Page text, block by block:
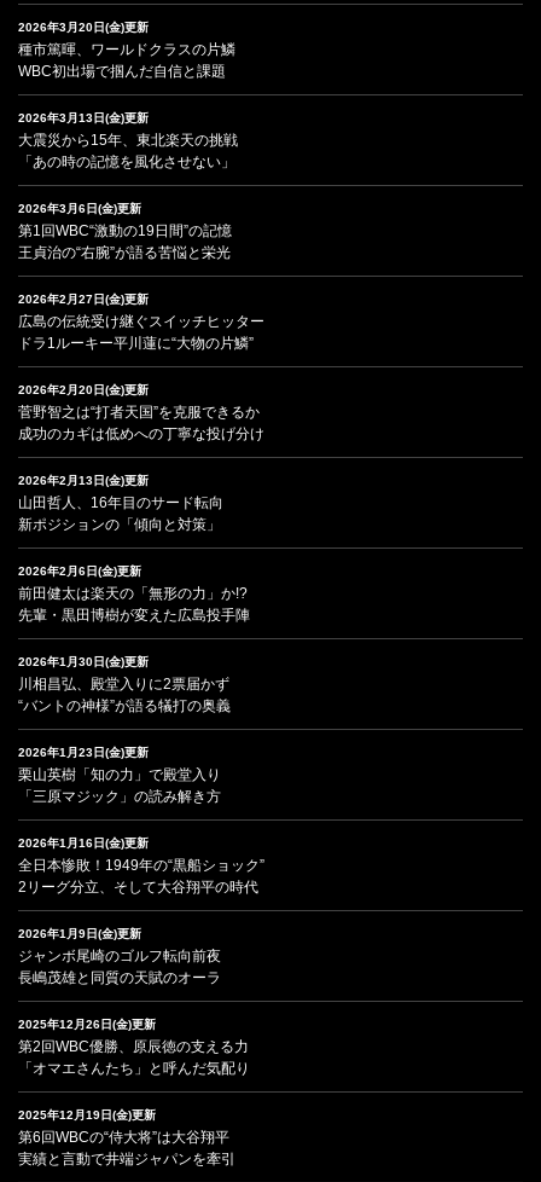
2026年3月20日(金)更新
種市篤暉、ワールドクラスの片鱗
WBC初出場で掴んだ自信と課題
2026年3月13日(金)更新
大震災から15年、東北楽天の挑戦
「あの時の記憶を風化させない」
2026年3月6日(金)更新
第1回WBC“激動の19日間”の記憶
王貞治の“右腕”が語る苦悩と栄光
2026年2月27日(金)更新
広島の伝統受け継ぐスイッチヒッター
ドラ1ルーキー平川蓮に“大物の片鱗”
2026年2月20日(金)更新
菅野智之は“打者天国”を克服できるか
成功のカギは低めへの丁寧な投げ分け
2026年2月13日(金)更新
山田哲人、16年目のサード転向
新ポジションの「傾向と対策」
2026年2月6日(金)更新
前田健太は楽天の「無形の力」か!?
先輩・黒田博樹が変えた広島投手陣
2026年1月30日(金)更新
川相昌弘、殿堂入りに2票届かず
“バントの神様”が語る犠打の奥義
2026年1月23日(金)更新
栗山英樹「知の力」で殿堂入り
「三原マジック」の読み解き方
2026年1月16日(金)更新
全日本惨敗！1949年の“黒船ショック”
2リーグ分立、そして大谷翔平の時代
2026年1月9日(金)更新
ジャンボ尾崎のゴルフ転向前夜
長嶋茂雄と同質の天賦のオーラ
2025年12月26日(金)更新
第2回WBC優勝、原辰徳の支える力
「オマエさんたち」と呼んだ気配り
2025年12月19日(金)更新
第6回WBCの“侍大将”は大谷翔平
実績と言動で井端ジャパンを牽引